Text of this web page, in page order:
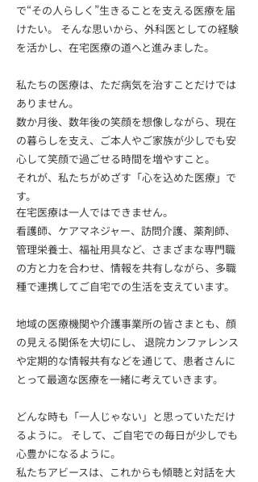
で“その人らしく”生きることを支える医療を届
けたい。 そんな思いから、外科医としての経験
を活かし、在宅医療の道へと進みました。
私たちの医療は、ただ病気を治すことだけでは
ありません。
数か月後、数年後の笑顔を想像しながら、現在
の暮らしを支え、ご本人やご家族が少しでも安
心して笑顔で過ごせる時間を増やすこと。
それが、私たちがめざす「心を込めた医療」で
す。
在宅医療は一人ではできません。
看護師、ケアマネジャー、訪問介護、薬剤師、
管理栄養士、福祉用具など、さまざまな専門職
の方と力を合わせ、情報を共有しながら、多職
種で連携してご自宅での生活を支えています。
地域の医療機関や介護事業所の皆さまとも、顔
の見える関係を大切にし、 退院カンファレンス
や定期的な情報共有などを通じて、患者さんに
とって最適な医療を一緒に考えていきます。
どんな時も「一人じゃない」と思っていただけ
るように。 そして、ご自宅での毎日が少しでも
心豊かになるように。
私たちアビースは、これからも傾聴と対話を大